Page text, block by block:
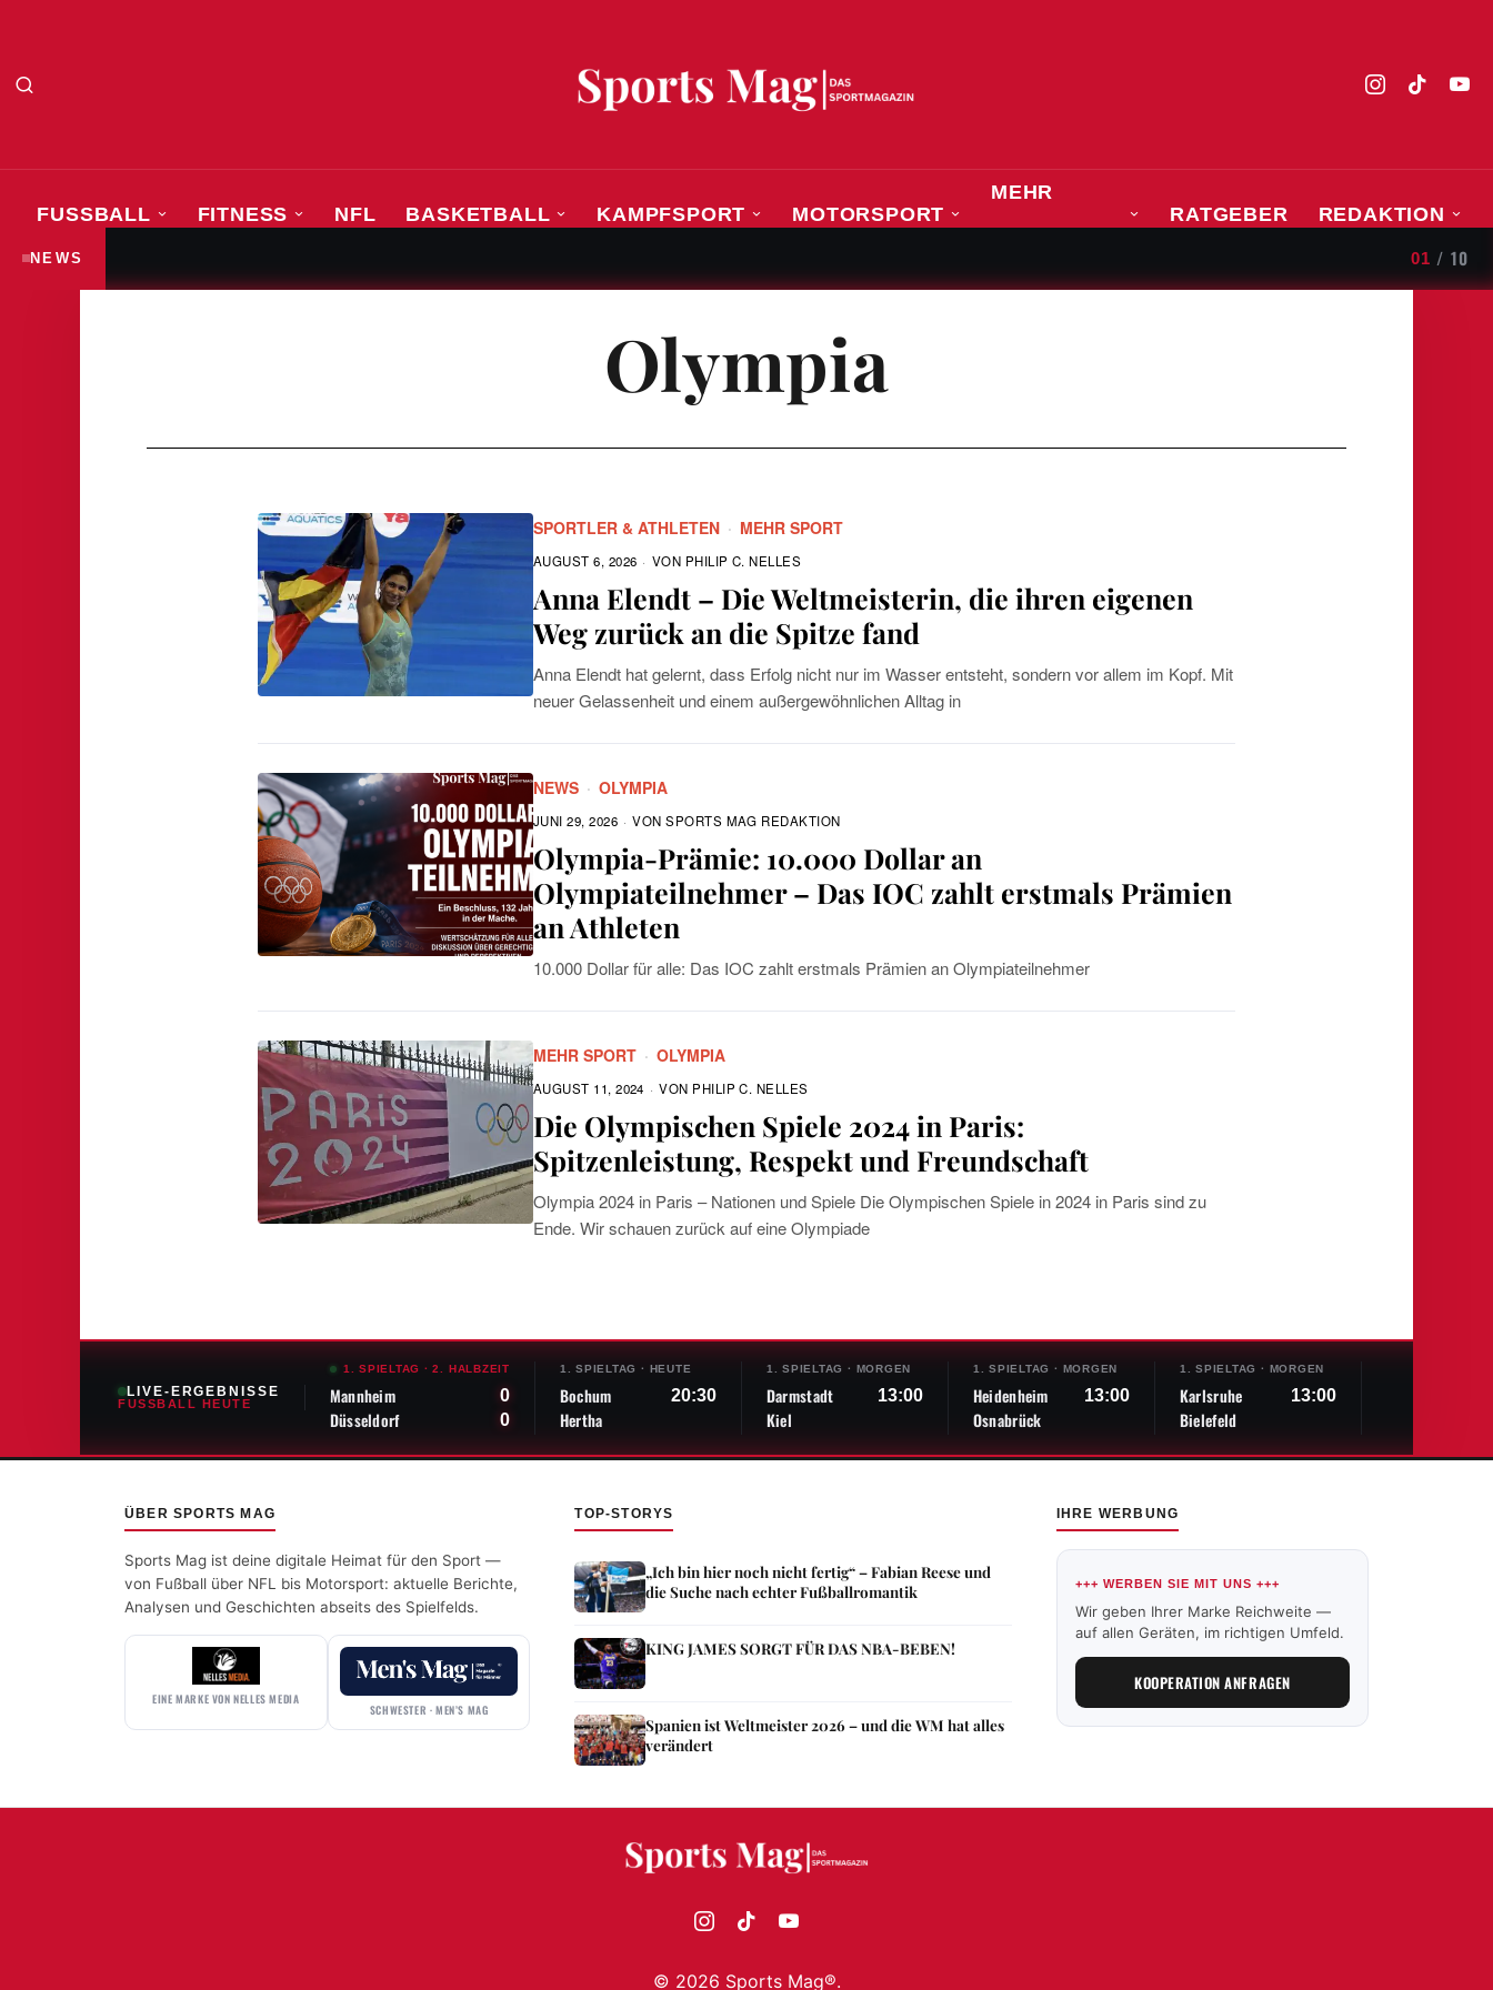
FUSSBALL FITNESS NFL BASKETBALL KAMPFSPORT MOTORSPORT
MEHR
RATGEBER REDAKTION
NEWS 01 / 10
Olympia
SPORTLER & ATHLETEN · MEHR SPORT
Anna Elendt – Die Weltmeisterin, die ihren eigenen
Weg zurück an die Spitze fand
AUGUST 6, 2026 VON PHILIP C. NELLES
Anna Elendt hat gelernt, dass Erfolg nicht nur im Wasser entsteht, sondern vor allem im Kopf. Mit
neuer Gelassenheit und einem außergewöhnlichen Alltag in
NEWS · OLYMPIA
Olympia-Prämie: 10.000 Dollar an
Olympiateilnehmer – Das IOC zahlt erstmals Prämien
an Athleten
JUNI 29, 2026 VONSPORTS MAG REDAKTION
10.000 Dollar für alle: Das IOC zahlt erstmals Prämien an Olympiateilnehmer
MEHR SPORT · OLYMPIA
Die Olympischen Spiele 2024 in Paris:
Spitzenleistung, Respekt und Freundschaft
AUGUST 11, 2024 VON PHILIP C. NELLES
Olympia 2024 in Paris – Nationen und Spiele Die Olympischen Spiele in 2024 in Paris sind zu
Ende. Wir schauen zurück auf eine Olympiade
LIVE-ERGEBNISSE
FUSSBALL HEUTE
1. SPIELTAG ·2. HALBZEIT
Mannheim 0
Düsseldorf 0
1. SPIELTAG · HEUTE
Bochum 20:30
Hertha
1. SPIELTAG · MORGEN
Darmstadt 13:00
Kiel
1. SPIELTAG · MORGEN
Heidenheim 13:00
Osnabrück
1. SPIELTAG · MORGEN
Karlsruhe 13:00
Bielefeld
ÜBER SPORTS MAG
Sports Mag ist deine digitale Heimat für den Sport —
von Fußball über NFL bis Motorsport: aktuelle Berichte,
Analysen und Geschichten abseits des Spielfelds.
EINE MARKE VON NELLES MEDIA
SCHWESTER · MEN’S MAG
TOP-STORYS
„Ich bin hier noch nicht fertig“ – Fabian Reese und
die Suche nach echter Fußballromantik
KING JAMES SORGT FÜR DAS NBA-BEBEN!
Spanien ist Weltmeister 2026 – und die WM hat alles
verändert
IHRE WERBUNG
+++ WERBEN SIE MIT UNS +++
Wir geben Ihrer Marke Reichweite —
auf allen Geräten, im richtigen Umfeld.
KOOPERATION ANFRAGEN
© 2026 Sports Mag®.